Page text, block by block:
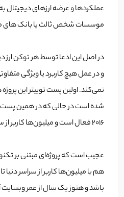
عملکردها و عرضه ارزهای دیجیتال
موسسات شخص ثالث یا بانک های
در اصل این ادعا توسط هر توکن ارز
و در عمل هیچ کاربرد یا ویژگی
شده است در حالی که در همین پست
2016 فعال است و میلیون‌ها کاربر از سراسر دنیا داشته است.
هم با میلیون‌ها کاربر از سراسر دنیا
باشد و هنوز یک سال از عمر